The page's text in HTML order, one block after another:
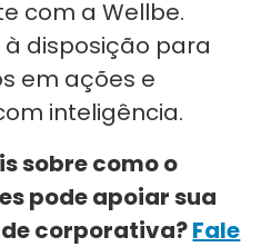
com a Wellbe.
disposição para
em ações e
inteligência.
sobre como o
pode apoiar sua
corporativa?Fale